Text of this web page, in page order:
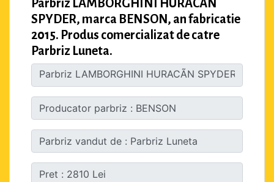
Parbriz LAMBORGHINI HURACÃN
SPYDER, marca BENSON, an fabricatie
2015. Produs comercializat de catre
Parbriz Luneta.